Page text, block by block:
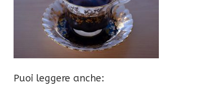
Puoi leggere anche: